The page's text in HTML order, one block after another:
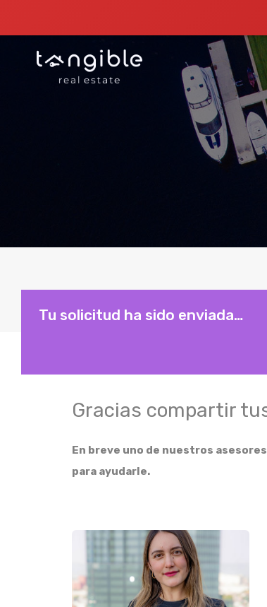
Tu solicitud ha sido enviada…
Gracias compartir
En breve uno de nuestros
para ayudarle.